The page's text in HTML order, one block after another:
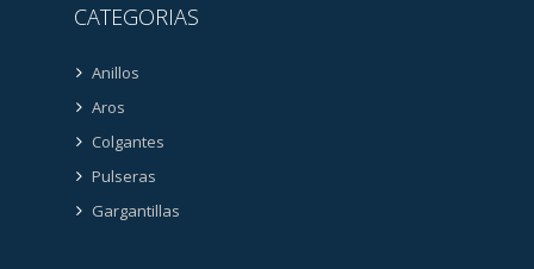
CATEGORIAS
Anillos
Aros
Colgantes
Pulseras
Gargantillas